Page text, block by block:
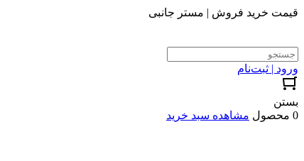
قیمت خرید فروش | مستر جانبی
ورود | ثبت‌نام
بستن
0 محصول
مشاهده سبد خرید